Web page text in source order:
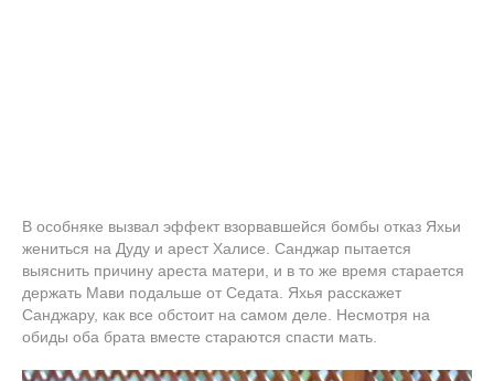
В особняке вызвал эффект взорвавшейся бомбы отказ Яхьи
жениться на Дуду и арест Халисе. Санджар пытается
выяснить причину ареста матери, и в то же время старается
держать Мави подальше от Седата. Яхья расскажет
Санджару, как все обстоит на самом деле. Несмотря на
обиды оба брата вместе стараются спасти мать.